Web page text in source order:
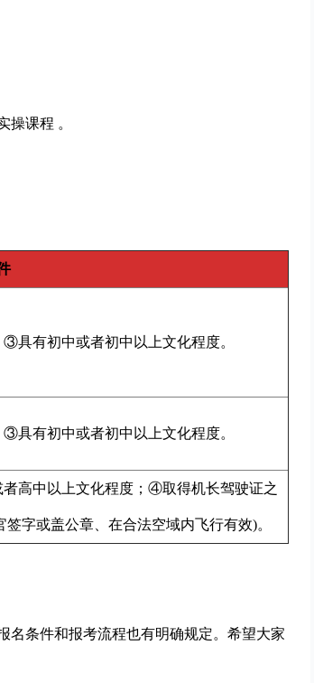
课程 。
有初中或者初中以上文化程度。
有初中或者初中以上文化程度。
高中以上文化程度；④取得机长驾驶证之
字或盖公章、在合法空域内飞行有效)。
名条件和报考流程也有明确规定。希望大家